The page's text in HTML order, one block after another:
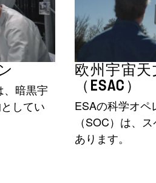
、暗黒宇
してい
欧州宇宙
（ESAC）
ESAの科学オペ
（SOC）は、
あります。